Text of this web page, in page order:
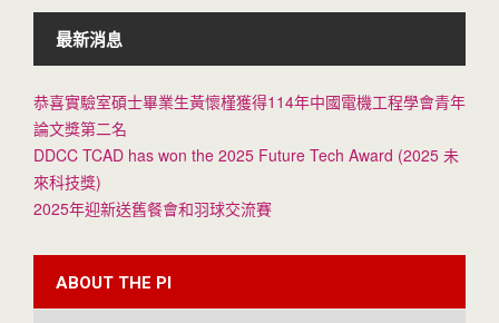
最新消息
恭喜實驗室碩士畢業生黃懷槿獲得114年中國電機工程學會青年
論文獎第二名
DDCC TCAD has won the 2025 Future Tech Award (2025 未
來科技獎)
2025年迎新送舊餐會和羽球交流賽
ABOUT THE PI